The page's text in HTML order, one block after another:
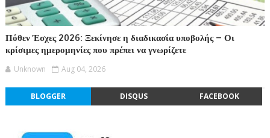
Πόθεν Έσχες 2026: Ξεκίνησε η διαδικασία υποβολής – Οι
κρίσιμες ημερομηνίες που πρέπει να γνωρίζετε
Unknown Aug 04, 2026
BLOGGER DISQUS FACEBOOK